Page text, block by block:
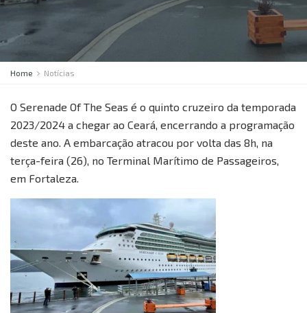
Home Notícias
O Serenade Of The Seas é o quinto cruzeiro da temporada
2023/2024 a chegar ao Ceará, encerrando a programação
deste ano. A embarcação atracou por volta das 8h, na
terça-feira (26), no Terminal Marítimo de Passageiros,
em Fortaleza.